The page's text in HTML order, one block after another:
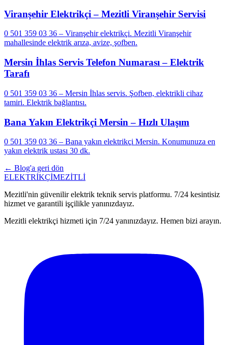
Viranşehir Elektrikçi – Mezitli Viranşehir Servisi
0 501 359 03 36 – Viranşehir elektrikçi. Mezitli Viranşehir
mahallesinde elektrik arıza, avize, şofben.
Mersin İhlas Servis Telefon Numarası – Elektrik
Tarafı
0 501 359 03 36 – Mersin İhlas servis. Şofben, elektrikli cihaz
tamiri. Elektrik bağlantısı.
Bana Yakın Elektrikçi Mersin – Hızlı Ulaşım
0 501 359 03 36 – Bana yakın elektrikçi Mersin. Konumunuza en
yakın elektrik ustası 30 dk.
← Blog'a geri dön
ELEKTRİKÇİMEZİTLİ
Mezitli'nin güvenilir elektrik teknik servis platformu. 7/24 kesintisiz
hizmet ve garantili işçilikle yanınızdayız.
Mezitli elektrikçi hizmeti için 7/24 yanınızdayız. Hemen bizi arayın.